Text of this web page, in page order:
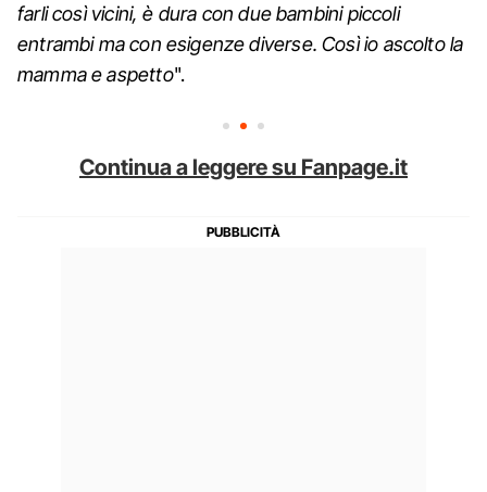
farli così vicini, è dura con due bambini piccoli
entrambi ma con esigenze diverse. Così io ascolto la
mamma e aspetto".
Continua a leggere su Fanpage.it